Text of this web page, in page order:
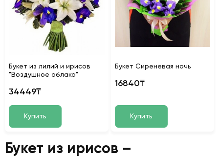
Букет из лилий и ирисов
"Воздушное облако"
34449₸
Купить
Букет Сиреневая ночь
16840₸
Купить
Букет из ирисов –